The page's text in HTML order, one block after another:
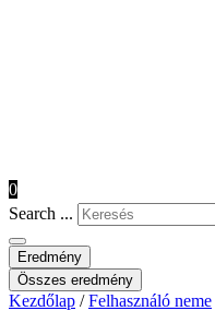
0
Search ...
Eredmény
Összes eredmény
Kezdőlap /Felhasználó neme